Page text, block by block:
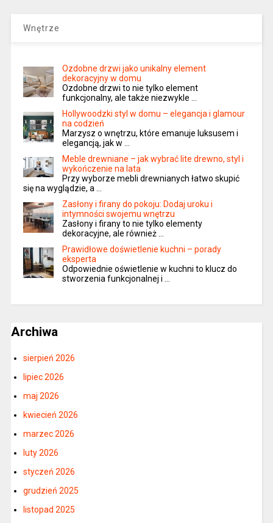
Wnętrze
Ozdobne drzwi jako unikalny element
dekoracyjny w domu
Ozdobne drzwi to nie tylko element
funkcjonalny, ale także niezwykle …
Hollywoodzki styl w domu – elegancja i glamour
na codzień
Marzysz o wnętrzu, które emanuje luksusem i
elegancją, jak w …
Meble drewniane – jak wybrać lite drewno, styl i
wykończenie na lata
Przy wyborze mebli drewnianych łatwo skupić
się na wyglądzie, a …
Zasłony i firany do pokoju: Dodaj uroku i
intymności swojemu wnętrzu
Zasłony i firany to nie tylko elementy
dekoracyjne, ale również …
Prawidłowe doświetlenie kuchni – porady
eksperta
Odpowiednie oświetlenie w kuchni to klucz do
stworzenia funkcjonalnej i …
Archiwa
sierpień 2026
lipiec 2026
maj 2026
kwiecień 2026
marzec 2026
luty 2026
styczeń 2026
grudzień 2025
listopad 2025